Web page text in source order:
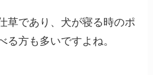
草であり、犬が寝る時のポ
る方も多いですよね。